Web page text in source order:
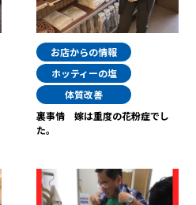
お店からの情報
ホッティーの塩
体質改善
裏事情 嫁は重度の花粉症でし
た。